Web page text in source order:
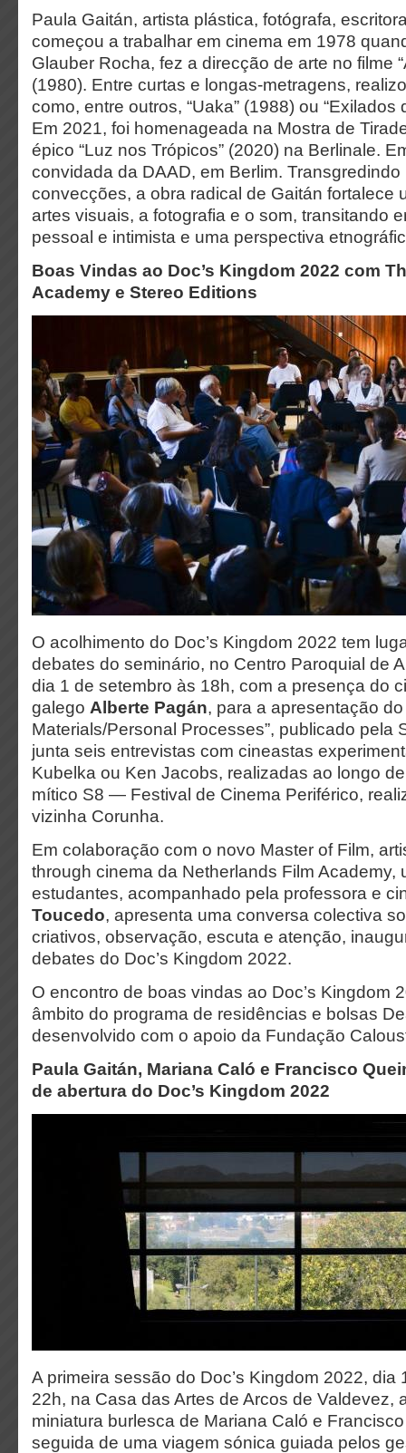
Paula Gaitán, artista plástica, fotógrafa,
começou a trabalhar em cinema em 1978
Glauber Rocha, fez a direcção de arte no filme
(1980). Entre curtas e longas-metragens,
como, entre outros, “Uaka” (1988) ou “Exilados
Em 2021, foi homenageada na Mostra de
épico “Luz nos Trópicos” (2020) na Berlinale.
convidada da DAAD, em Berlim. Transgredindo
convecções, a obra radical de Gaitán fortalece
artes visuais, a fotografia e o som, transitando
pessoal e intimista e uma perspectiva
Boas Vindas ao Doc’s Kingdom 2022 com
Academy e Stereo Editions
O acolhimento do Doc’s Kingdom 2022 tem
debates do seminário, no Centro Paroquial de
dia 1 de setembro às 18h, com a presença do
galego Alberte Pagán, para a apresentação
Materials/Personal Processes”, publicado pela
junta seis entrevistas com cineastas
Kubelka ou Ken Jacobs, realizadas ao longo
mítico S8 — Festival de Cinema Periférico,
vizinha Corunha.
Em colaboração com o novo Master of Film,
through cinema da Netherlands Film Academy,
estudantes, acompanhado pela professora e
Toucedo, apresenta uma conversa colectiva
criativos, observação, escuta e atenção,
debates do Doc’s Kingdom 2022.
O encontro de boas vindas ao Doc’s Kingdom
âmbito do programa de residências e bolsas
desenvolvido com o apoio da Fundação
Paula Gaitán, Mariana Caló e Francisco
de abertura do Doc’s Kingdom 2022
A primeira sessão do Doc’s Kingdom 2022, dia
22h, na Casa das Artes de Arcos de Valdevez,
miniatura burlesca de Mariana Caló e
seguida de uma viagem sónica guiada pelos